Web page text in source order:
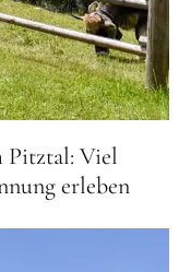
Pitztal: Viel
erleben